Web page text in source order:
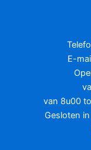
E-
van 8u00
Gesloten